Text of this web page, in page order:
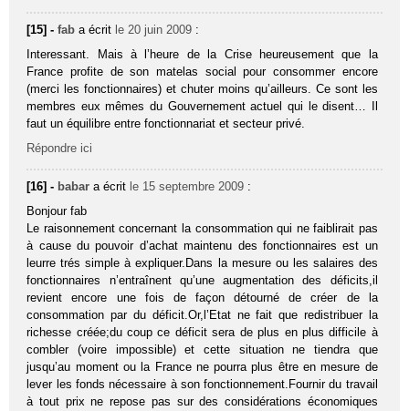
[15] -fab a écrit le 20 juin 2009 :
Interessant. Mais à l’heure de la Crise heureusement que la
France profite de son matelas social pour consommer encore
(merci les fonctionnaires) et chuter moins qu’ailleurs. Ce sont les
membres eux mêmes du Gouvernement actuel qui le disent… Il
faut un équilibre entre fonctionnariat et secteur privé.
Répondre ici
[16] - babar a écrit le 15 septembre 2009 :
Bonjour fab
Le raisonnement concernant la consommation qui ne faiblirait pas
à cause du pouvoir d’achat maintenu des fonctionnaires est un
leurre trés simple à expliquer.Dans la mesure ou les salaires des
fonctionnaires n’entraînent qu’une augmentation des déficits,il
revient encore une fois de façon détourné de créer de la
consommation par du déficit.Or,l’Etat ne fait que redistribuer la
richesse créée;du coup ce déficit sera de plus en plus difficile à
combler (voire impossible) et cette situation ne tiendra que
jusqu’au moment ou la France ne pourra plus être en mesure de
lever les fonds nécessaire à son fonctionnement.Fournir du travail
à tout prix ne repose pas sur des considérations économiques